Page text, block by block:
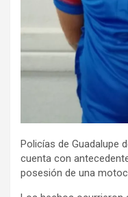
Policías de Guadalupe
cuenta con
posesión de una